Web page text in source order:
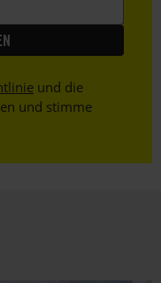
und die
und stimme